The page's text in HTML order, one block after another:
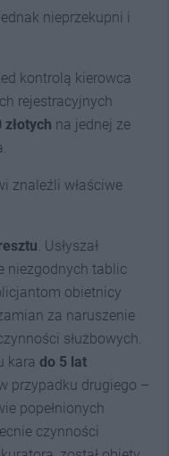
nieprzekupni i
kontrolą kierowca
rejestracyjnych
na jednej ze
znaleźli właściwe
. Usłyszał
niezgodnych tablic
obietnicy
za naruszenie
służbowych.
kara do 5 lat
przypadku drugiego –
popełnionych
czynności